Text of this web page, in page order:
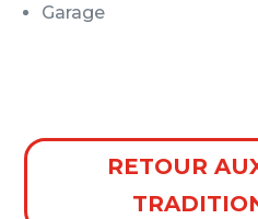
Garage
RETOUR